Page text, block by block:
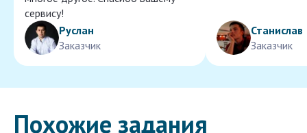
сервису!
Руслан
Заказчик
Станислав
Заказчик
Похожие задания